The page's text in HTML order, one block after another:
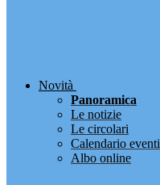
Novità
Panoramica
Le notizie
Le circolari
Calendario eventi
Albo online